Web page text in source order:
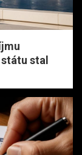
stal